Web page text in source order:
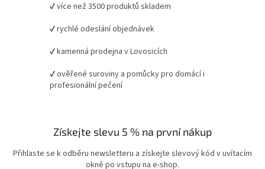
✔ více než 3500 produktů skladem
✔ rychlé odeslání objednávek
✔ kamenná prodejna v Lovosicích
✔ ověřené suroviny a pomůcky pro domácí i
profesionální pečení
Získejte slevu 5 % na první nákup
Přihlaste se k odběru newsletteru a získejte slevový kód v uvítacím
okně po vstupu na e-shop.